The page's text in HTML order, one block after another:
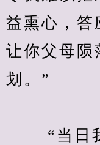
益熏心，答
让你父母陨
划。”
“当日我